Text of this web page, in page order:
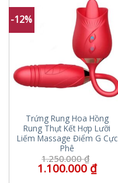
-12%
Trứng Rung Hoa Hồng
Rung Thụt Kết Hợp Lưỡi
Liếm Massage Điểm G Cực
Phê
1.250.000₫
1.100.000₫